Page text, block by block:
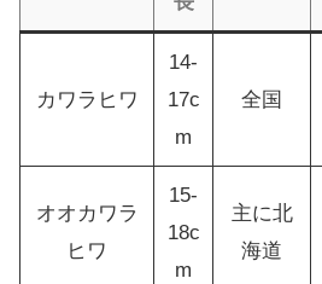
カワラヒワ
14-
17c
m
全国
オオカワラ
ヒワ
15-
18c
m
主に北
海道